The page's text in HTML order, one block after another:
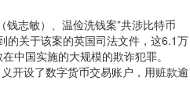
志敏）、温俭洗钱案”共涉比特币
的关于该案的英国司法文件，这6.1万
中国实施的大规模的欺诈犯罪。
开设了数字货币交易账户，用赃款逾